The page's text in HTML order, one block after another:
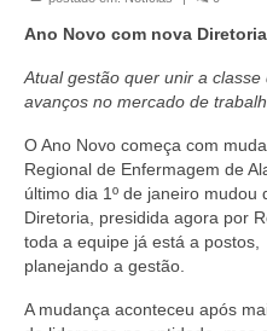
Câmaras Técnicas
Carta de
Governança
Transparência e
Ano Novo com nova
Atual gestão quer unir a
avanços no mercado de
O Ano Novo começa com
Regional de Enfermagem de
último dia 1º de janeiro
Diretoria, presidida agora por
toda a equipe já está a
planejando a gestão.
A mudança aconteceu após